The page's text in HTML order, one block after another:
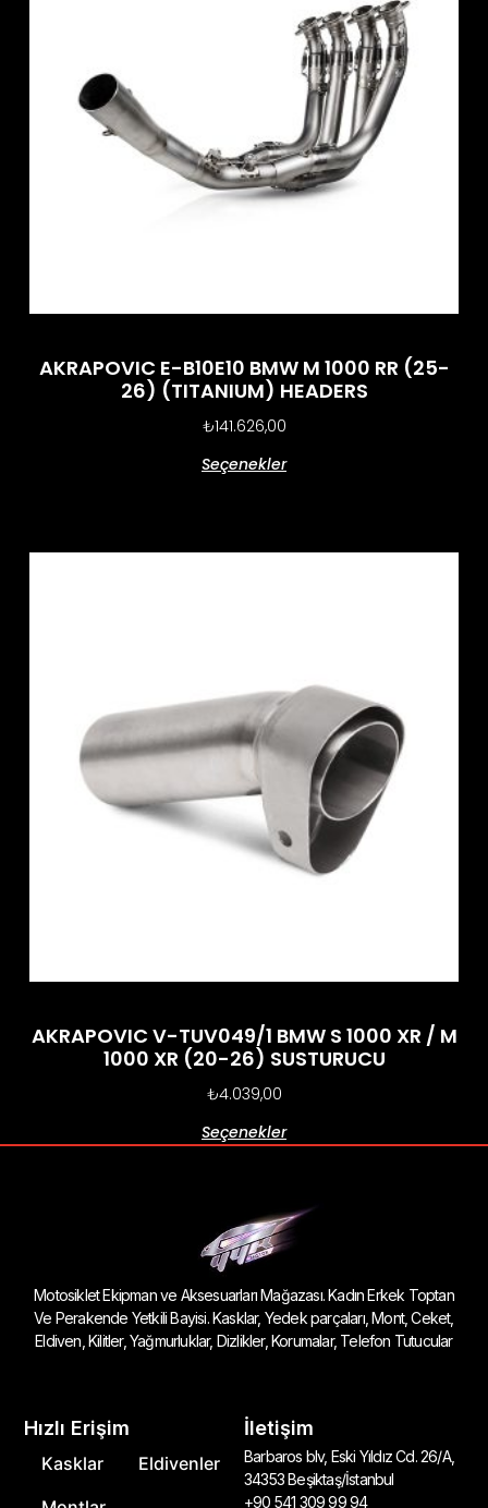
AKRAPOVIC E-B10E10 BMW M 1000 RR (25-
26) (TITANIUM) HEADERS
₺141.626,00
Seçenekler
AKRAPOVIC V-TUV049/1 BMW S 1000 XR / M
1000 XR (20-26) SUSTURUCU
₺4.039,00
Seçenekler
Motosiklet Ekipman ve Aksesuarları Mağazası. Kadın Erkek Toptan
Ve Perakende Yetkili Bayisi. Kasklar, Yedek parçaları, Mont, Ceket,
Eldiven, Kilitler, Yağmurluklar, Dizlikler, Korumalar, Telefon Tutucular
Hızlı Erişim
Kasklar
Eldivenler
İletişim
Barbaros blv, Eski Yıldız Cd. 26/A,
34353 Beşiktaş/İstanbul
+90 541 309 99 94